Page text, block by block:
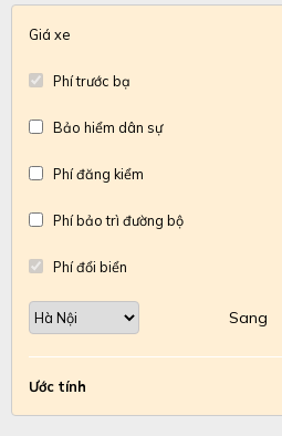
Giá xe
Phí trước bạ
Bảo hiểm dân sự
Phí đăng kiểm
Phí bảo trì đường bộ
Phí đổi biển
Sang
Ước tính